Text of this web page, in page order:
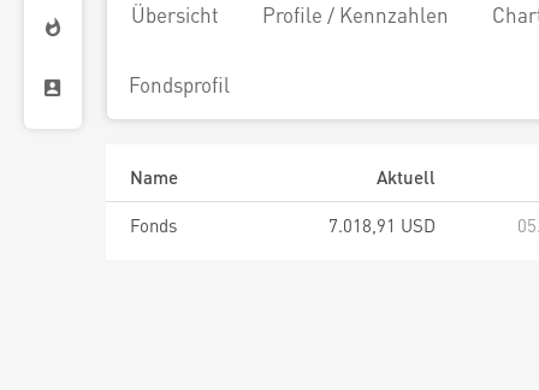
Übersicht Profile / Kennzahlen
Fondsprofil
Name
Aktuell
Fonds
7.018,91 USD